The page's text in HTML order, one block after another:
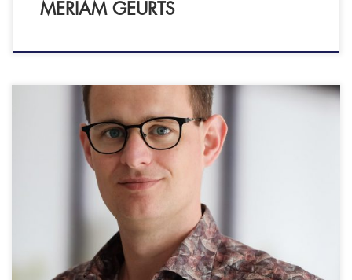
MERIAM GEURTS
Open en Eerlijk Coaching Lokatie: Coaching in
regio Zuid-Holland Tevens incompany coaching
of op externe locaties Vestigingslocatie is
Alphen a/d Rijn Certificering: ICF - PCC niveau
CHAP Happiness Institute - CHAP practitioner
Wie ik ben: Ik ben Bram Meijer en woon in
Alphen a/d Rijn samen met mijn vrouw, dochter
en zoon. Mijn […]